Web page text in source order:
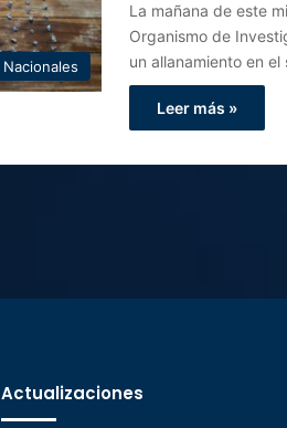
Nacionales
La mañana de este
Organismo de
un allanamiento en el
Leer más »
Actualizaciones